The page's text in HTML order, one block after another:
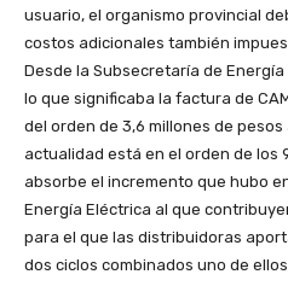
usuario, el organismo provincial
costos adicionales también
Desde la Subsecretaría de
lo que significaba la factura de
del orden de 3,6 millones de
actualidad está en el orden de los
absorbe el incremento que hubo
Energía Eléctrica al que
para el que las distribuidoras
dos ciclos combinados uno de